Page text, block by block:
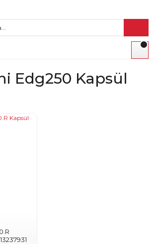
Edg250 Kapsül